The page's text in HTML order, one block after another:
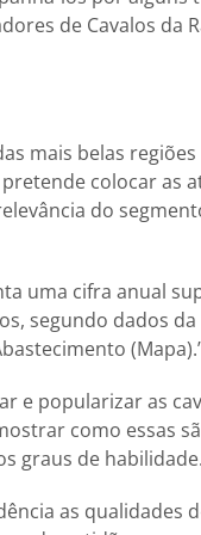
de Cavalos da
mais belas
colocar as
do
uma cifra anual
segundo dados
e popularizar as
como essas
graus de
as qualidades